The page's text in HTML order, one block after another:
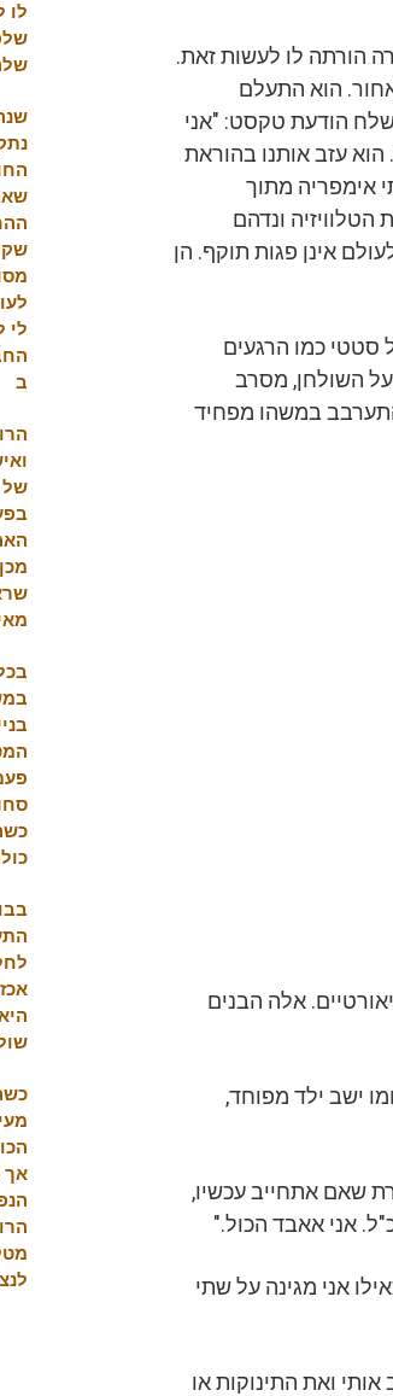
הורתה לו לעשות זאת.
הוא התעלם
מכן שלח הודעת טקסט: "אני
הוא עזב אותנו בהוראת
אימפריה מתוך
ונדהם
אינן פגות תוקף. הן
סטטי כמו הרגעים
השולחן, מסרב
במשהו מפחיד
תיאורטיים. אלה הבנים
ישב ילד מפוחד,
שאם אתחייב עכשיו,
אני אאבד הכול."
אני מגינה על שתי
ואת התינוקות או
לו
לי
ב
של
שולטת
אך